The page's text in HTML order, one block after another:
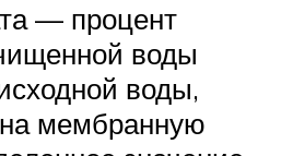
— процент
воды
воды,
мембранную